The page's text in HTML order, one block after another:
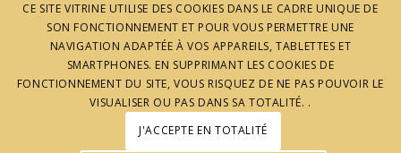
© J'aime l'Ardèche - Réalisation :
CE SITE VITRINE UTILISE DES COOKIES DANS LE CADRE UNIQUE DE
SON FONCTIONNEMENT ET POUR VOUS PERMETTRE UNE
NAVIGATION ADAPTÉE À VOS APPAREILS, TABLETTES ET
SMARTPHONES. EN SUPPRIMANT LES COOKIES DE
FONCTIONNEMENT DU SITE, VOUS RISQUEZ DE NE PAS POUVOIR LE
VISUALISER OU PAS DANS SA TOTALITÉ. .
J'ACCEPTE EN TOTALITÉ